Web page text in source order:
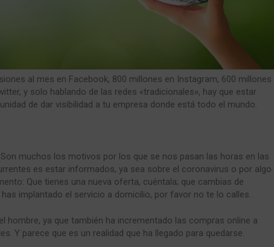
al mes en Facebook, 800 millones en Instagram, 600 millones
y solo hablando de las redes «tradicionales», hay que estar
de dar visibilidad a tu empresa donde está todo el mundo.
muchos los motivos por los que se nos pasan las horas en las
es estar informados, ya sea sobre el coronavirus o por algo
Que tienes una nueva oferta, cuéntala; que cambias de
implantado el servicio a domicilio, por favor no te lo calles.
hombre, ya que también ha incrementado las compras online a
Y parece que es un realidad que ha llegado para quedarse.